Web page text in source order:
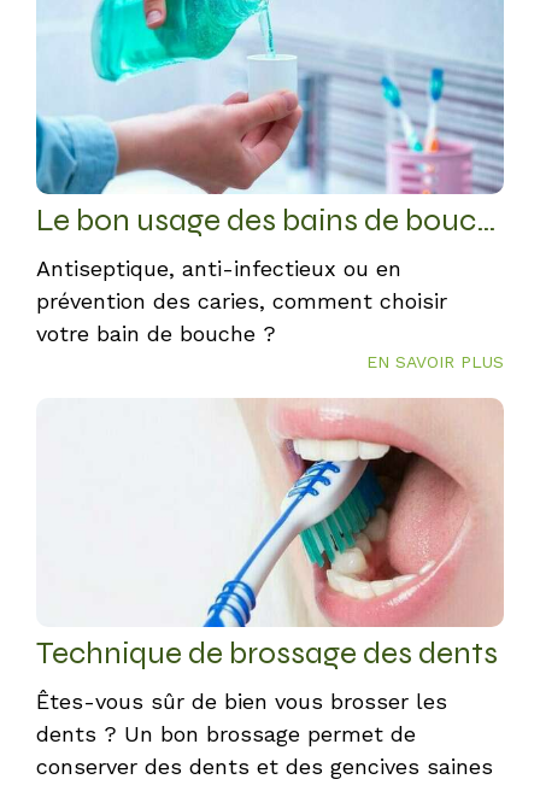
Le bon usage des bains de bouche
Antiseptique, anti-infectieux ou en
prévention des caries, comment choisir
votre bain de bouche ?
EN SAVOIR PLUS
Technique de brossage des dents
Êtes-vous sûr de bien vous brosser les
dents ? Un bon brossage permet de
conserver des dents et des gencives saines